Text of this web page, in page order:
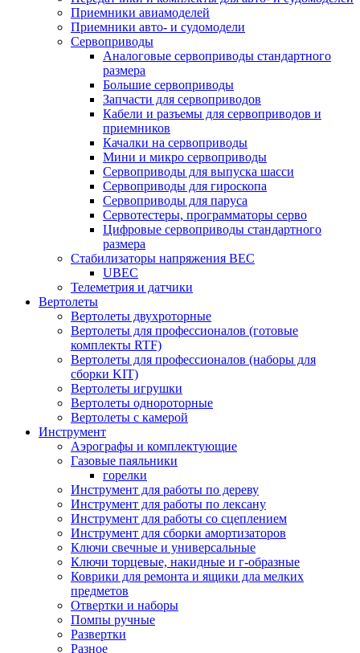
Приемники авиамоделей
Приемники авто- и судомодели
Сервоприводы
Аналоговые сервоприводы стандартного
размера
Большие сервоприводы
Запчасти для сервоприводов
Кабели и разъемы для сервоприводов и
приемников
Качалки на сервоприводы
Мини и микро сервоприводы
Сервоприводы для выпуска шасси
Сервоприводы для гироскопа
Сервоприводы для паруса
Сервотестеры, программаторы серво
Цифровые сервоприводы стандартного
размера
Стабилизаторы напряжения BEC
UBEC
Телеметрия и датчики
Вертолеты
Вертолеты двухроторные
Вертолеты для профессионалов (готовые
комплекты RTF)
Вертолеты для профессионалов (наборы для
сборки KIT)
Вертолеты игрушки
Вертолеты однороторные
Вертолеты с камерой
Инструмент
Аэрографы и комплектующие
Газовые паяльники
горелки
Инструмент для работы по дереву
Инструмент для работы по лексану
Инструмент для работы со сцеплением
Инструмент для сборки амортизаторов
Ключи свечные и универсальные
Ключи торцевые, накидные и г-образные
Коврики для ремонта и ящики дла мелких
предметов
Отвертки и наборы
Помпы ручные
Развертки
Разное